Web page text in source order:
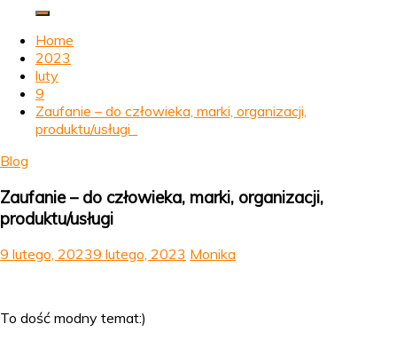
Home
2023
luty
9
Zaufanie – do człowieka, marki, organizacji,
produktu/usługi
Blog
Zaufanie – do człowieka, marki, organizacji,
produktu/usługi
9 lutego, 20239 lutego, 2023 Monika
To dość modny temat:)